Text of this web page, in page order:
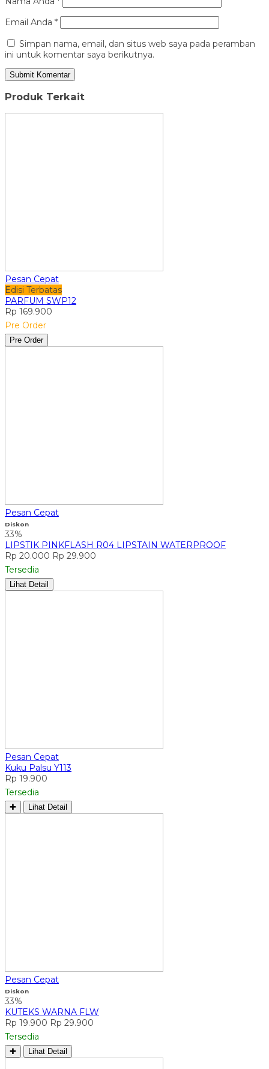
Email Anda *
Simpan nama, email, dan situs web saya pada peramban
ini untuk komentar saya berikutnya.
Produk Terkait
Pesan Cepat
Edisi Terbatas
PARFUM SWP12
Rp 169.900
Pre Order
Pre Order
Pesan Cepat
Diskon
33%
LIPSTIK PINKFLASH R04 LIPSTAIN WATERPROOF
Rp 20.000 Rp 29.900
Tersedia
Lihat Detail
Pesan Cepat
Kuku Palsu Y113
Rp 19.900
Tersedia
✚ Lihat Detail
Pesan Cepat
Diskon
33%
KUTEKS WARNA FLW
Rp 19.900 Rp 29.900
Tersedia
✚ Lihat Detail